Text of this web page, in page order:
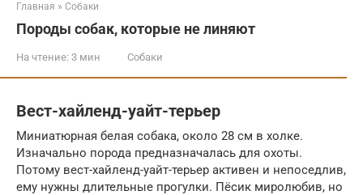
Главная » Собаки
Породы собак, которые не линяют
На чтение: 3 мин Собаки
Вест-хайленд-уайт-терьер
Миниатюрная белая собака, около 28 см в холке.
Изначально порода предназначалась для охоты.
Потому вест-хайленд-уайт-терьер активен и непоседлив,
ему нужны длительные прогулки. Пёсик миролюбив, но